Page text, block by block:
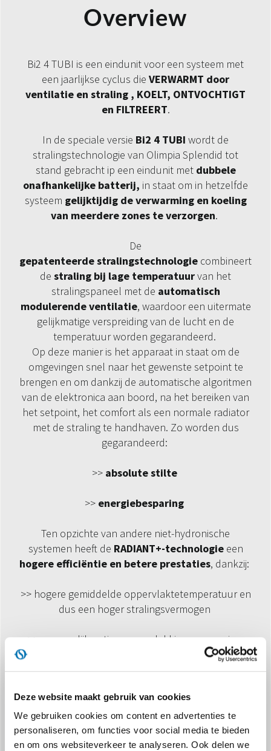
Deze website maakt gebruik van cookies
We gebruiken cookies om content en advertenties te
personaliseren, om functies voor social media te bieden
en om ons websiteverkeer te analyseren. Ook delen we
Overview
Bi2 4 TUBI is een eindunit voor een systeem met
een jaarlijkse cyclus die VERWARMT door
ventilatie en straling , KOELT, ONTVOCHTIGT
en FILTREERT.
In de speciale versie Bi2 4 TUBI wordt de
stralingstechnologie van Olimpia Splendid tot
stand gebracht ip een eindunit met dubbele
onafhankelijke batterij, in staat om in hetzelfde
systeem gelijktijdig de verwarming en koeling
van meerdere zones te verzorgen.
De
gepatenteerdestralingstechnologie combineert
de straling bij lage temperatuurvan het
stralingspaneel met de automatisch
modulerende ventilatie, waardoor een uitermate
gelijkmatige verspreiding van de lucht en de
temperatuur worden gegarandeerd.
Op deze manier is het apparaat in staat om de
omgevingen snel naar het gewenste setpoint te
brengen en om dankzij de automatische algoritmen
van de elektronica aan boord, na het bereiken van
het setpoint, het comfort als een normale radiator
met de straling te handhaven. Zo worden dus
gegarandeerd:
>> absolute stilte
>> energiebesparing
Ten opzichte van andere niet-hydronische
systemen heeft de RADIANT+-technologieeen
hogere efficiëntie en betere prestaties, dankzij:
>> hogere gemiddelde oppervlaktetemperatuur en
dus een hoger stralingsvermogen
>> meer gelijkmatige oppervlakkige verwarming
>> versterking van het natuurlijke convectie-effect
>> vermindering van de waterinhoud en
dientengevolge het sneller bereiken van de
beoogde werking van het systeem